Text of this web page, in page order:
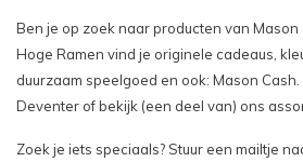
Ben je op zoek naar producten van Mason
Hoge Ramen vind je originele cadeaus,
duurzaam speelgoed en ook: Mason
Deventer of bekijk (een deel van) ons
Zoek je iets speciaals? Stuur een mailtje